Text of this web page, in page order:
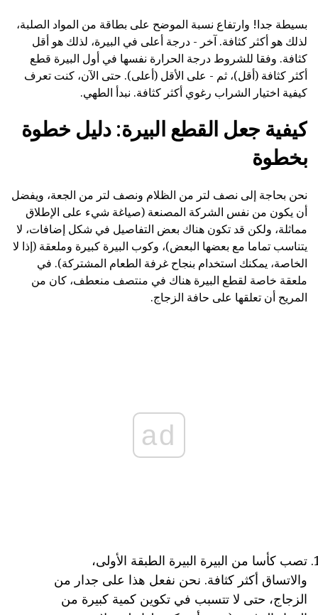
بسيطة جدا! وارتفاع نسبة الموضح على بطاقة من المواد الصلبة،
لذلك هو أكثر كثافة. آخر - درجة أعلى في البيرة، لذلك هو أقل
كثافة. وفقا للشروط درجة الحرارة نفسها في أول البيرة قطع
أكثر كثافة (أقل)، ثم - على الأقل (أعلى). حتى الآن، كنت تعرف
كيفية اختيار الشراب رغوي أكثر كثافة. نبدأ الطهي.
كيفية جعل القطع البيرة: دليل خطوة
بخطوة
نحن بحاجة إلى نصف لتر من الظلام ونصف لتر من الجعة، ويفضل
أن يكون من نفس الشركة المصنعة (صياغة شيء على الإطلاق
مماثلة، ولكن قد تكون هناك بعض التفاصيل في شكل إضافات، لا
يتناسب تماما مع بعضها البعض)، وكوب البيرة كبيرة وملعقة (إذا لا
الخاصة، يمكنك استخدام بنجاح غرفة الطعام المشتركة). في
ملعقة خاصة لقطع البيرة هناك في منتصف منعطف، كان من
المريح أن تعلقها على حافة الزجاج.
ad
تصب كأسا من البيرة البيرة الطبقة الأولى،
والاتساق أكثر كثافة. نحن نفعل هذا على جدار من
الزجاج، حتى لا تتسبب في تكوين كمية كبيرة من